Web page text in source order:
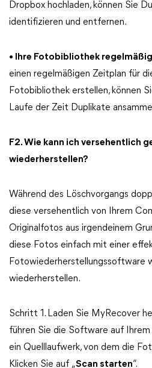
Dropbox hochladen, können Sie
identifizieren und entfernen.
• Ihre Fotobibliothek
einen regelmäßigen Zeitplan für
Fotobibliothek erstellen, können
Laufe der Zeit Duplikate
F2. Wie kann ich versehentlich
wiederherstellen?
Während des Löschvorgangs
diese versehentlich von Ihrem
Originalfotos aus irgendeinem
diese Fotos einfach mit einer
Fotowiederherstellungssoftware
wiederherstellen.
Schritt 1. Laden Sie MyRecover
führen Sie die Software auf
ein Quelllaufwerk, von dem die
Klicken Sie auf „Scan starten“.